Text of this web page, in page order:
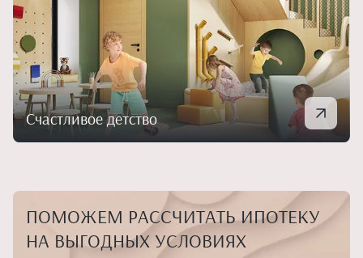
Счастливое детство
ПОМОЖЕМ РАССЧИТАТЬ ИПОТЕКУ
НА ВЫГОДНЫХ УСЛОВИЯХ